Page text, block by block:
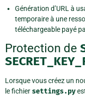
Génération d’URL à
temporaire à une
téléchargeable payé
Protection de
Lorsque vous créez un
le fichier settings.py